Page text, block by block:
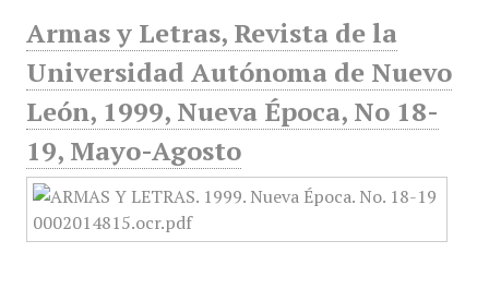
Armas y Letras, Revista de la
Universidad Autónoma de Nuevo
León, 1999, Nueva Época, No 18-
19, Mayo-Agosto